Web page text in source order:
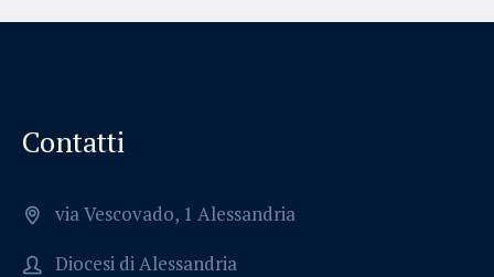
Contatti
via Vescovado, 1 Alessandria
Diocesi di Alessandria